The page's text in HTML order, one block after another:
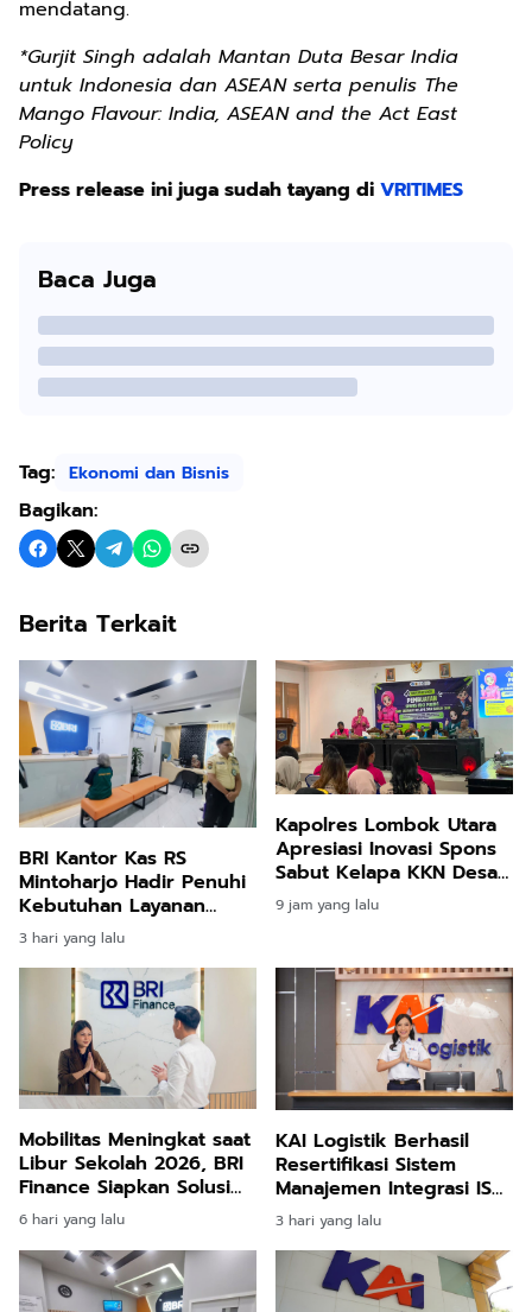
mendatang.
*Gurjit Singh adalah Mantan Duta Besar India
untuk Indonesia dan ASEAN serta penulis The
Mango Flavour: India, ASEAN and the Act East
Policy
Press release ini juga sudah tayang di VRITIMES
Baca Juga
Tag: Ekonomi dan Bisnis
Bagikan:
Berita Terkait
BRI Kantor Kas RS
Mintoharjo Hadir Penuhi
Kebutuhan Layanan
Perbankan Pengelola,
Karyawan, Pasien, dan
Masyarakat Umum
3 hari yang lalu
Kapolres Lombok Utara
Apresiasi Inovasi Spons
Sabut Kelapa KKN Desa
Bentek
9 jam yang lalu
Mobilitas Meningkat saat
Libur Sekolah 2026, BRI
Finance Siapkan Solusi
Dana Tunai
6 hari yang lalu
KAI Logistik Berhasil
Resertifikasi Sistem
Manajemen Integrasi ISO,
Perkuat Tata Kelola
Berkelanjutan
3 hari yang lalu